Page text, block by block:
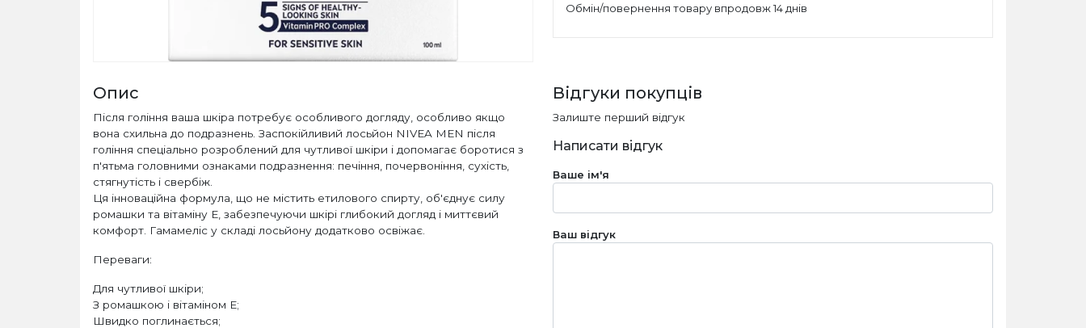
Обмін/повернення товару впродовж 14 днів
Опис
Після гоління ваша шкіра потребує особливого догляду, особливо якщо
вона схильна до подразнень. Заспокійливий лосьйон NIVEA MEN після
гоління спеціально розроблений для чутливої шкіри і допомагає боротися з
п'ятьма головними ознаками подразнення: печіння, почервоніння, сухість,
стягнутість і свербіж.
Ця інноваційна формула, що не містить етилового спирту, об'єднує силу
ромашки та вітаміну Е, забезпечуючи шкірі глибокий догляд і миттєвий
комфорт. Гамамеліс у складі лосьйону додатково освіжає.
Переваги:
Для чутливої шкіри;
З ромашкою і вітаміном Е;
Швидко поглинається;
Відгуки покупців
Залиште перший відгук
Написати відгук
Ваше ім'я
Ваш відгук